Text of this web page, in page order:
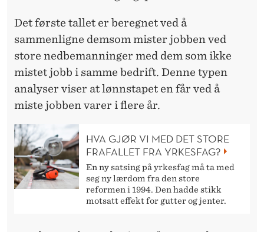
Det første tallet er beregnet ved å
sammenligne demsom mister jobben ved
store nedbemanninger med dem som ikke
mistet jobb i samme bedrift. Denne typen
analyser viser at lønnstapet en får ved å
miste jobben varer i flere år.
HVA GJØR VI MED DET STORE
FRAFALLET FRA YRKESFAG?
En ny satsing på yrkesfag må ta med
seg ny lærdom fra den store
reformen i 1994. Den hadde stikk
motsatt effekt for gutter og jenter.